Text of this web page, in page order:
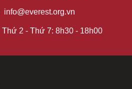
info@everest.org.vn
Thứ 2 - Thứ 7: 8h30 - 18h00